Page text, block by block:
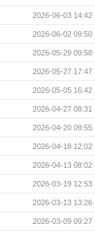
2026-06-03 14:42
2026-06-02 09:50
2026-05-29 09:58
2026-05-27 17:47
2026-05-05 16:42
2026-04-27 08:31
2026-04-20 09:55
2026-04-18 12:02
2026-04-13 08:02
2026-03-19 12:53
2026-03-13 13:26
2026-03-09 09:27